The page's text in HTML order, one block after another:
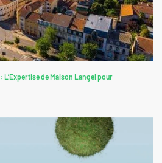
L’Expertise de Maison Langel pour